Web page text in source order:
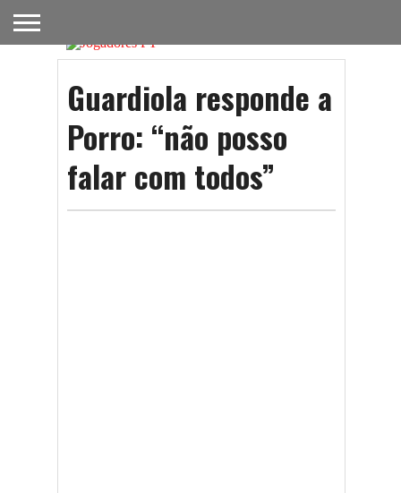
FUTEBOL
INTERNACIONAL
FUTEBOL
ASSISTIR
NA TVGuardiola responde a
Porro: “não posso
falar com todos”